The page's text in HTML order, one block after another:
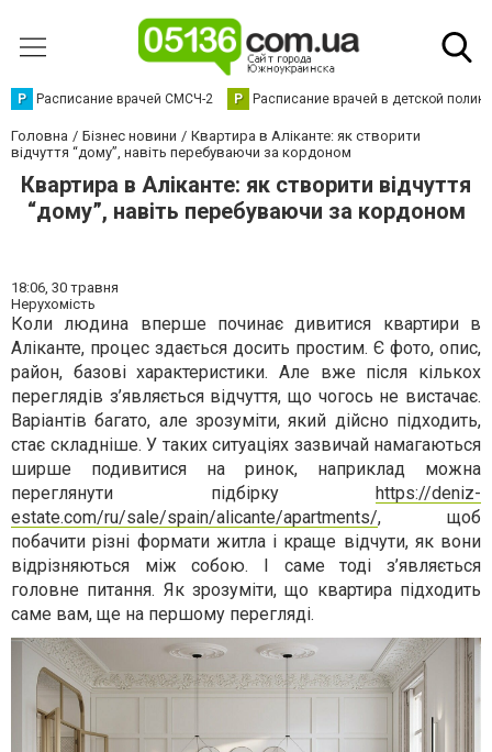
Р Расписание врачей СМСЧ-2 Р Расписание врачей в детской
Головна Бізнес новини
Квартира в Аліканте: як створити
відчуття “дому”, навіть перебуваючи за кордоном
Квартира в Аліканте: як створити відчуття
“дому”, навіть перебуваючи за кордоном
18:06, 30 травня
Нерухомість
Коли людина вперше починає дивитися квартири в
Аліканте, процес здається досить простим. Є фото, опис,
район, базові характеристики. Але вже після кількох
переглядів з’являється відчуття, що чогось не вистачає.
Варіантів багато, але зрозуміти, який дійсно підходить,
стає складніше. У таких ситуаціях зазвичай намагаються
ширше подивитися на ринок, наприклад можна
переглянути підбірку https://deniz-
estate.com/ru/sale/spain/alicante/apartments/, щоб
побачити різні формати житла і краще відчути, як вони
відрізняються між собою. І саме тоді з’являється
головне питання. Як зрозуміти, що квартира підходить
саме вам, ще на першому перегляді.